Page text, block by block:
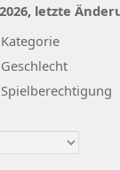
Kategorie
Geschlecht
Spielberechtigung
letzte